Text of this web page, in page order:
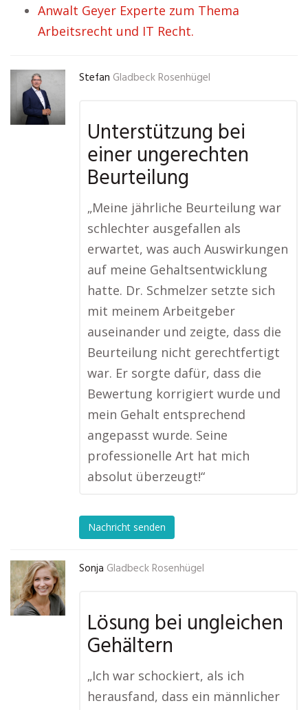
Anwalt Geyer Experte zum Thema
Arbeitsrecht und IT Recht.
Stefan Gladbeck Rosenhügel
Unterstützung bei
einer ungerechten
Beurteilung
„Meine jährliche Beurteilung war
schlechter ausgefallen als
erwartet, was auch Auswirkungen
auf meine Gehaltsentwicklung
hatte. Dr. Schmelzer setzte sich
mit meinem Arbeitgeber
auseinander und zeigte, dass die
Beurteilung nicht gerechtfertigt
war. Er sorgte dafür, dass die
Bewertung korrigiert wurde und
mein Gehalt entsprechend
angepasst wurde. Seine
professionelle Art hat mich
absolut überzeugt!“
Nachricht senden
Sonja Gladbeck Rosenhügel
Lösung bei ungleichen
Gehältern
„Ich war schockiert, als ich
herausfand, dass ein männlicher